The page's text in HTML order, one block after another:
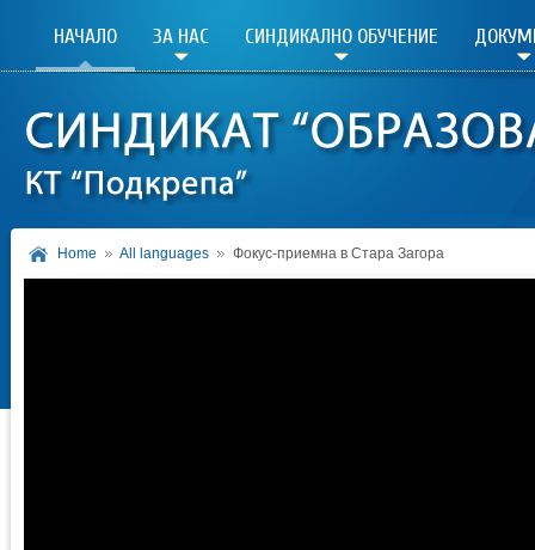
НАЧАЛО ЗА НАС СИНДИКАЛНО ОБУЧЕНИЕ
Home All languages Фокус-приемна в Стара Загора